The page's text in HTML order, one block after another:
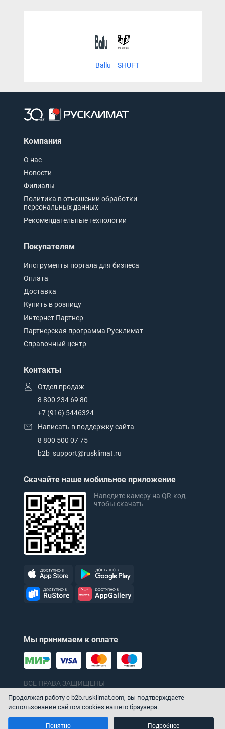
Ballu SHUFT
Компания
О нас
Новости
Филиалы
Политика в отношении обработки
персональных данных
Рекомендательные технологии
Покупателям
Инструменты портала для бизнеса
Оплата
Доставка
Купить в розницу
Интернет Партнер
Партнерская программа Русклимат
Справочный центр
Контакты
Отдел продаж
8 800 234 69 80
+7 (916) 5446324
Написать в поддержку сайта
8 800 500 07 75
b2b_support@rusklimat.ru
Скачайте наше мобильное приложение
Наведите камеру на QR-код,
чтобы скачать
Мы принимаем к оплате
ВСЕ ПРАВА ЗАЩИЩЕНЫ
© 1996–2026 ТПХ «Русклимат»
Продолжая работу с b2b.rusklimat.com, вы подтверждаете
использование сайтом cookies вашего браузера.
Понятно Подробнее